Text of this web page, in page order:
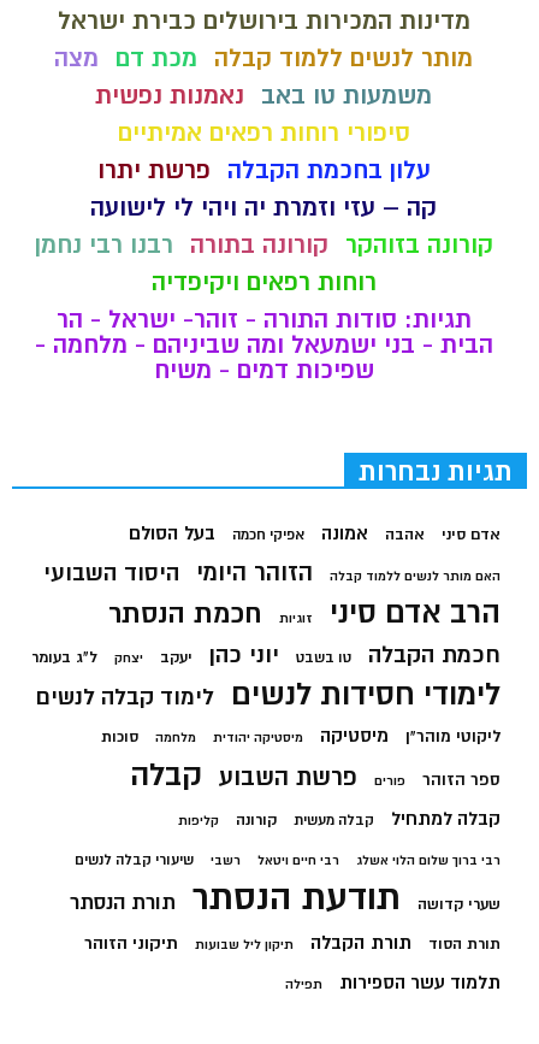
מדינות המכירות בירושלים כבירת ישראל
מותר לנשים ללמוד קבלה
מכת דם
מצה
משמעות טו באב
נאמנות נפשית
סיפורי רוחות רפאים אמיתיים
עלון בחכמת הקבלה
פרשת יתרו
קה – עזי וזמרת יה ויהי לי לישועה
קורונה בזוהקר
קורונה בתורה
רבנו רבי נחמן
רוחות רפאים ויקיפדיה
תגיות: סודות התורה - זוהר- ישראל - הר
הבית - בני ישמעאל ומה שביניהם - מלחמה -
שפיכות דמים - משיח
תגיות נבחרות
אדם סיני אהבה אמונה אפיקי חכמה בעל הסולם
האם מותר לנשים ללמוד קבלה הזוהר היומי היסוד השבועי
הרב אדם סיני זוגיות חכמת הנסתר
חכמת הקבלה טו בשבט יוני כהן יעקב יצחק ל"ג בעומר
לימודי חסידות לנשים לימוד קבלה לנשים
ליקוטי מוהר"ן מיסטיקה מיסטיקה יהודית מלחמה סוכות
ספר הזוהר פורים פרשת השבוע קבלה
קבלה למתחיל קבלה מעשית קורונה קליפות
רבי ברוך שלום הלוי אשלג רבי חיים ויטאל רשבי שיעורי קבלה לנשים
שערי קדושה תודעת הנסתר תורת הנסתר
תורת הסוד תורת הקבלה תיקון ליל שבועות תיקוני הזוהר
תלמוד עשר הספירות תפילה